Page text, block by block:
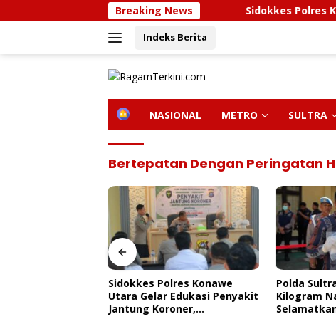
ke
Breaking NewsSidokkes Polres Konawe
Indeks Berita
H
NASIONAL METRO SULTRA
Bertepatan Dengan Peringatan
Polda Sultra Musnahkan 5,4
Kilogram Narkotika,
Selamatkan Ribuan Jiwa Dari
Bupati
Kunjungan
Kendari,